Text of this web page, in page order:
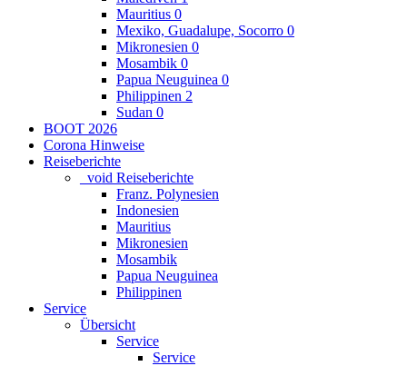
Mauritius 0
Mexiko, Guadalupe, Socorro 0
Mikronesien 0
Mosambik 0
Papua Neuguinea 0
Philippinen 2
Sudan 0
BOOT 2026
Corona Hinweise
Reiseberichte
_void Reiseberichte
Franz. Polynesien
Indonesien
Mauritius
Mikronesien
Mosambik
Papua Neuguinea
Philippinen
Service
Übersicht
Service
Service